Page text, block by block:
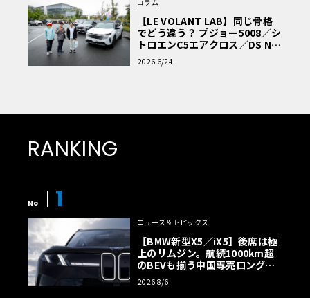
コラム
【LE VOLANT LAB】同じ骨格
でどう違う？ プジョー5008／シ
トロエンC5エアクロス／DS Nº4
読者一気乗りレポート
2026 6/24
RANKING
No 1
ニュース＆トピックス
【BMW新型X5／iX5】後席は極
上のリムジン。航続1000km超
のBEVも揃う中国専売ロング仕
様の全貌
2026 8/6